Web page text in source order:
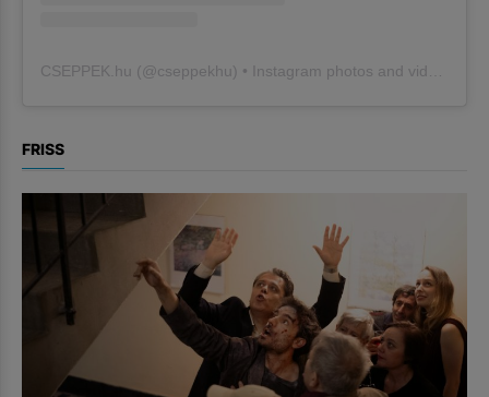
CSEPPEK.hu (@cseppekhu ) • Instagram photos and videos
FRISS